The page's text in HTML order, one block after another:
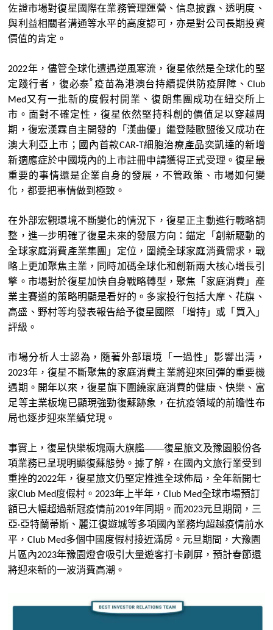
佐證市場對復星國際在業務管理運營、信息披露、透明度、
與利益相關者溝通等水平的高度認可，亦是對公司長期投資
價值的肯定。
2022年，儘管全球化遭遇逆風寒流，復星依然是全球化的堅
定踐行者，復必泰® 疫苗為港澳台持續提供防疫屏障、 Club
Med又有一批新的度假村開業、復朗集團成功在紐交所上
市。面對不確定性，復星依然堅持科創的價值足以穿越周
期，復宏漢霖自主開發的「漢曲優」繼登陸歐盟後又成功在
澳大利亞上市；國內首款CAR-T細胞治療產品奕凱達的新增
新適應症於中國境內的上市註冊申請獲得正式受理。復星最
重要的事情還是企業自身的發展，不管政策、市場如何變
化，都要把事情做到極致。
在外部宏觀環境不斷變化的情況下，復星正主動進行戰略調
整，進一步明確了復星未來的發展方向：錨定 「 創新驅動的
全球家庭消費產業集團 」 定位，圍繞全球家庭消費需求，戰
略上更加聚焦主業，同時加碼全球化和創新兩大核心增長引
擎。市場對於復星加快自身戰略轉型，聚焦 「 家庭消費 」 產
業主賽道的策略明顯是看好的。多家投行包括大摩、花旗、
高盛、野村等均發表報告給予復星 國際 「增持 」 或 「 買入 」
評級。
市場分析人士認為，隨著外部環境 「 一過性 」 影響出清，
2023年，復星 不斷聚焦的家庭消費主業將迎來回彈的重要機
遇期。開年以來，復星旗下圍繞家庭消費的健康、快樂、富
足等主業板塊已顯現強勁復蘇跡象，在抗疫領域的前瞻性布
局也逐步迎來業績兌現。
事實上，復星快樂板塊兩大旗艦——復星旅文及豫園股份各
項業務已呈現明顯復蘇態勢。據了解，在國內文旅行業受到
重挫的2022年，復星旅文仍堅定推進全球佈局，全年新開七
家Club Med度假村。 2023年上半年，Club Med全球市場預訂
額已大幅超過新冠疫情前2019年同期。而2023元旦期間，三
亞·亞特蘭蒂斯、麗江復遊城等多項國內業務均超越疫情前水
平，Club Med多個中國度假村接近滿房。元旦期間，大豫園
片區內2023年豫園燈會吸引大量遊客打卡刷屏，預計春節還
將迎來新的一波消費高潮。